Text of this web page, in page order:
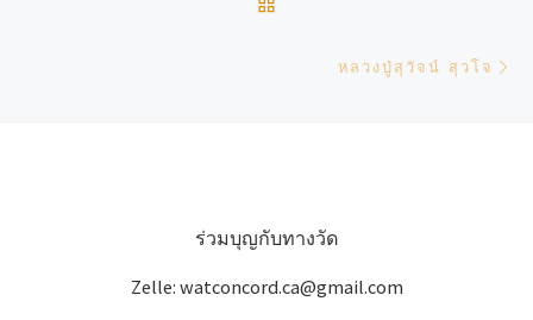
หลวงปู่สุวัจน์ สุวโจ
ร่วมบุญกับทางวัด
Zelle: watconcord.ca@gmail.com